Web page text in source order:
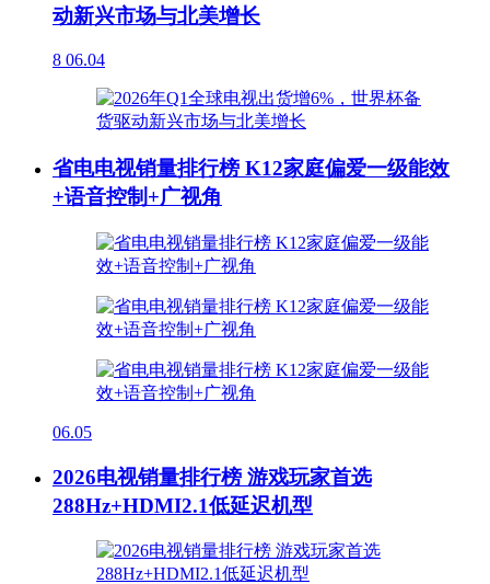
动新兴市场与北美增长
8 06.04
省电电视销量排行榜 K12家庭偏爱一级能效
+语音控制+广视角
06.05
2026电视销量排行榜 游戏玩家首选
288Hz+HDMI2.1低延迟机型